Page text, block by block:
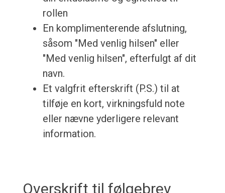
rollen
En komplimenterende afslutning,
såsom "Med venlig hilsen" eller
"Med venlig hilsen", efterfulgt af dit
navn.
Et valgfrit efterskrift (P.S.) til at
tilføje en kort, virkningsfuld note
eller nævne yderligere relevant
information.
Overskrift til følgebrev